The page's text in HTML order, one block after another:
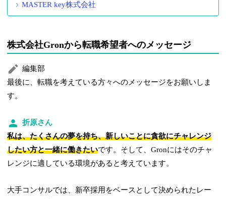
MASTER key株式会社
株式会社Gronから転職希望者へのメッセージ
編集部
最後に、転職を考えている方々へのメッセージをお願いしま
す。
折原さん
私は、たくさんの夢を持ち、新しいことに貪欲にチャレンジ
したい方と一緒に働きたいです。そして、Gronにはそのチャ
レンジに適している環境があると考えています。
大手コンサルでは、新卒採用をベースとして決められたレー